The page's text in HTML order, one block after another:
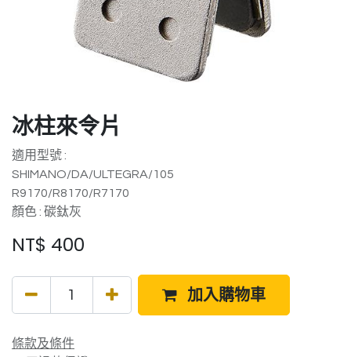
冰柱來令片
適用型號 :
SHIMANO/DA/ULTEGRA/105
R9170/R8170/R7170
顏色 : 碳鈦灰
NT$ 400
加入購物車
條款及條件